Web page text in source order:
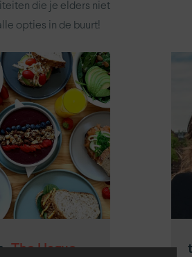
die je elders niet
opties in de buurt!
The Hague